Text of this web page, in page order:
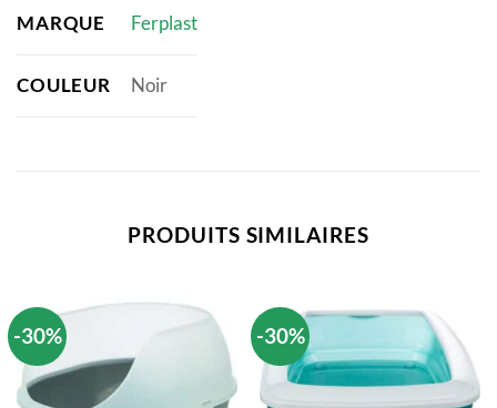
MARQUE Ferplast
COULEUR Noir
PRODUITS SIMILAIRES
-30% -30%